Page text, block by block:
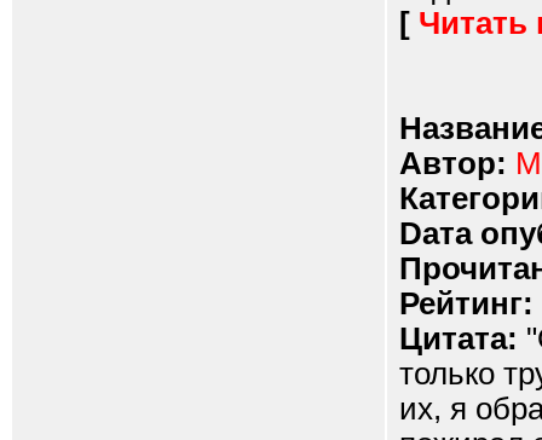
[ Читать
Автор:
Dата
Рейтинг:
Цитата:
только
их, я